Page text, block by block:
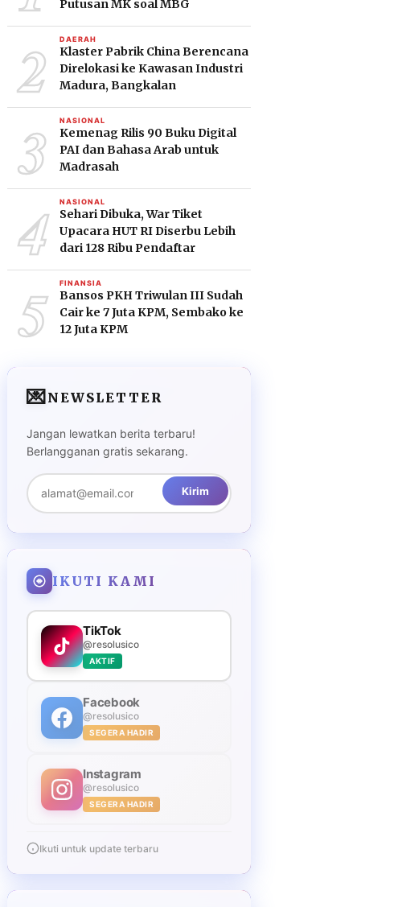
Putusan MK soal MBG
2 DAERAH
Klaster Pabrik China Berencana
Direlokasi ke Kawasan Industri
Madura, Bangkalan
3 NASIONAL
Kemenag Rilis 90 Buku Digital
PAI dan Bahasa Arab untuk
Madrasah
4 NASIONAL
Sehari Dibuka, War Tiket
Upacara HUT RI Diserbu Lebih
dari 128 Ribu Pendaftar
5 FINANSIA
Bansos PKH Triwulan III Sudah
Cair ke 7 Juta KPM, Sembako ke
12 Juta KPM
💌NEWSLETTER
Jangan lewatkan berita terbaru!
Berlangganan gratis sekarang.
Kirim
IKUTI KAMI
TikTok
@resolusico
AKTIF
Facebook
@resolusico
SEGERA HADIR
Instagram
@resolusico
SEGERA HADIR
Ikuti untuk update terbaru